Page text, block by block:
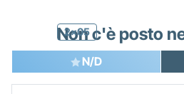
2x05
Non c'è posto
N/D